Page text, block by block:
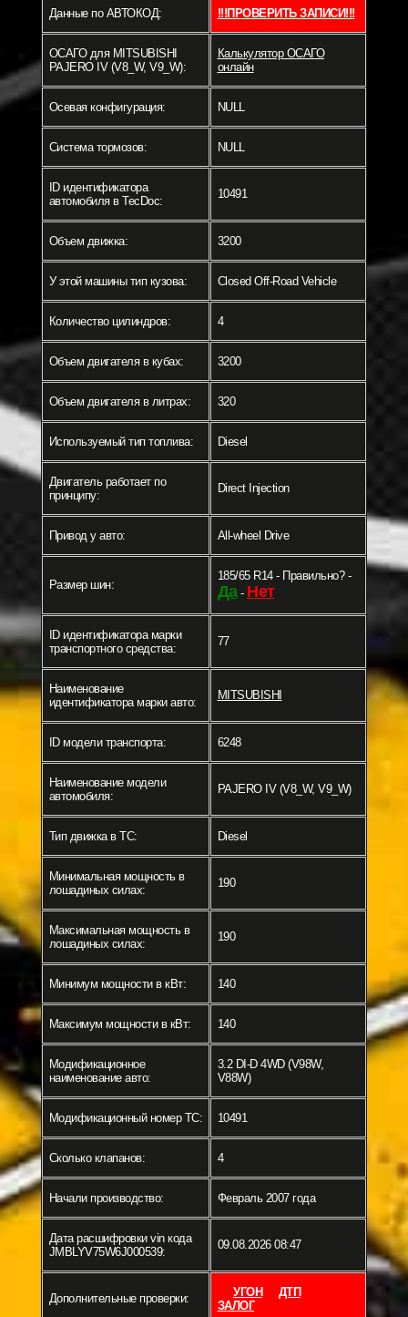
Данные по АВТОКОД: !!!ПРОВЕРИТЬ ЗАПИСИ!!!
ОСАГО для MITSUBISHI
PAJERO IV (V8_W, V9_W):
Калькулятор ОСАГО
онлайн
Осевая конфигурация: NULL
Система тормозов: NULL
ID идентификатора
автомобиля в TecDoc:
10491
Объем движка: 3200
У этой машины тип кузова: Closed Off-Road Vehicle
Количество цилиндров: 4
Объем двигателя в кубах: 3200
Объем двигателя в литрах: 320
Используемый тип топлива: Diesel
Двигатель работает по
принципу:
Direct Injection
Привод у авто: All-wheel Drive
Размер шин:
185/65 R14 - Правильно? -
Да- Нет
ID идентификатора марки
транспортного средства:
77
Наименование
идентификатора марки авто:
MITSUBISHI
ID модели транспорта: 6248
Наименование модели
автомобиля:
PAJERO IV (V8_W, V9_W)
Тип движка в ТС: Diesel
Минимальная мощность в
лошадиных силах:
190
Максимальная мощность в
лошадиных силах:
190
Минимум мощности в кВт: 140
Максимум мощности в кВт: 140
Модификационное
наименование авто:
3.2 DI-D 4WD (V98W,
V88W)
Модификационный номер ТС: 10491
Сколько клапанов: 4
Начали производство: Февраль 2007 года
Дата расшифровки vin кода
JMBLYV75W6J000539:
09.08.2026 08:47
Дополнительные проверки: УГОН
ДТП
ЗАЛОГ